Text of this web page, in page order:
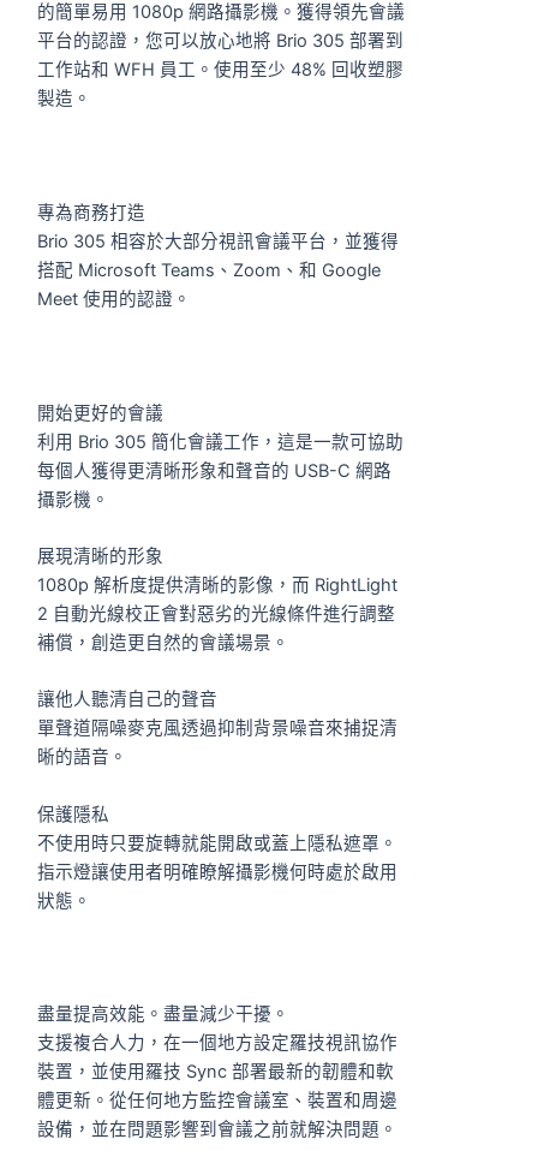
的簡單易用 1080p 網路攝影機。獲得領先會議
平台的認證，您可以放心地將 Brio 305 部署到
工作站和 WFH 員工。使用至少 48% 回收塑膠
製造。
專為商務打造
Brio 305 相容於大部分視訊會議平台，並獲得
搭配 Microsoft Teams、Zoom、和 Google
Meet 使用的認證。
開始更好的會議
利用 Brio 305 簡化會議工作，這是一款可協助
每個人獲得更清晰形象和聲音的 USB-C 網路
攝影機。
展現清晰的形象
1080p 解析度提供清晰的影像，而 RightLight
2 自動光線校正會對惡劣的光線條件進行調整
補償，創造更自然的會議場景。
讓他人聽清自己的聲音
單聲道隔噪麥克風透過抑制背景噪音來捕捉清
晰的語音。
保護隱私
不使用時只要旋轉就能開啟或蓋上隱私遮罩。
指示燈讓使用者明確瞭解攝影機何時處於啟用
狀態。
盡量提高效能。盡量減少干擾。
支援複合人力，在一個地方設定羅技視訊協作
裝置，並使用羅技 Sync 部署最新的韌體和軟
體更新。從任何地方監控會議室、裝置和周邊
設備，並在問題影響到會議之前就解決問題。